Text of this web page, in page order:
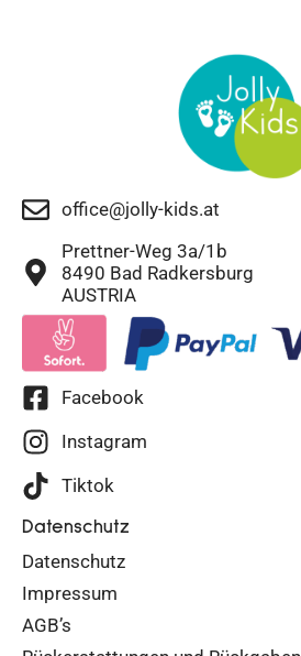
office@jolly-kids.at
Prettner-Weg 3a/1b
8490 Bad Radkersburg
AUSTRIA
Facebook
Instagram
Tiktok
Datenschutz
Datenschutz
Impressum
AGB’s